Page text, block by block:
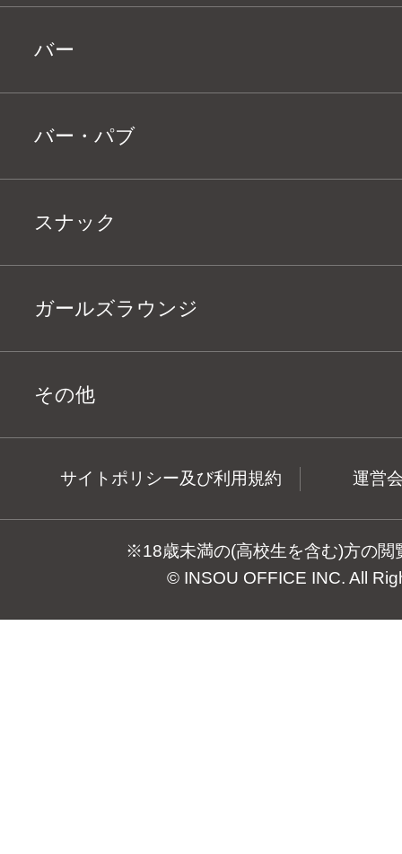
バー
バー・パブ
スナック
ガールズラウンジ
その他
サイトポリシー及び利用規約 運営
※18歳未満の(高校生を含む)方の閲
© INSOU OFFICE INC. All